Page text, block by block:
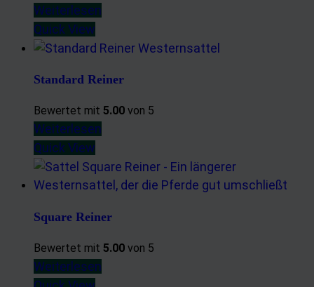
Weiterlesen
Quick View
Standard Reiner
Bewertet mit 5.00 von 5
Weiterlesen
Quick View
Square Reiner
Bewertet mit 5.00 von 5
Weiterlesen